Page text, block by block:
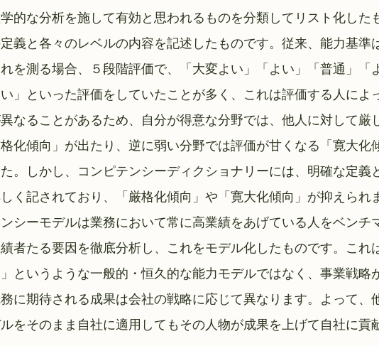
的な分析を施して有効と思われるものを分類してリスト化した
義と各々のレベルの内容を記述したものです。従来、能力基準
を測る場合、５段階評価で、「大変よい」「よい」「普通」「
」といった評価をしていたことが多く、これは評価する人によ
異なることがあるため、自分が得意な分野では、他人に対して厳
化傾向」が出たり、逆に弱い分野では評価が甘くなる「寛大化
。しかし、コンピテンシーディクショナリーには、明確な定義
く記されており、「厳格化傾向」や「寛大化傾向」が抑えられ
シーモデルは業務において常に高業績をあげている人をベンチ
者たる要因を徹底分析し、これをモデル化したものです。これ
というような一般的・恒久的な能力モデルではなく、事業戦略
に期待される成果は会社の戦略に応じて異なります。よって、
をそのまま自社に適用してもその人物が成果を上げて自社に貢